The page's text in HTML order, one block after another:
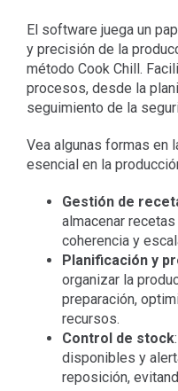
El software juega un
y precisión de la
método Cook Chill.
procesos, desde la
seguimiento de la
Vea algunas formas en
esencial en la
Gestión de
almacenar
coherencia y
Planificación y
organizar la
preparación,
recursos.
Control de stock
disponibles y
reposición,